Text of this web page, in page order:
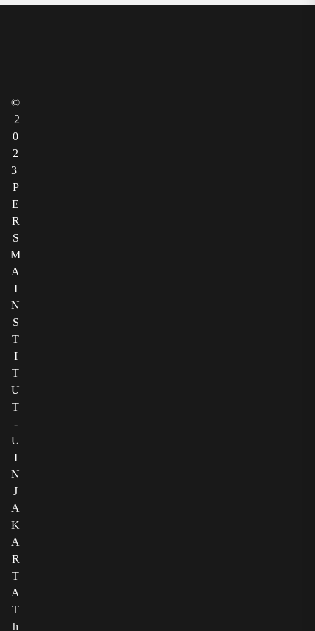
©
2
0
2
3
P
E
R
S
M
A
I
N
S
T
I
T
U
T
-
U
I
N
J
A
K
A
R
T
A
T
h